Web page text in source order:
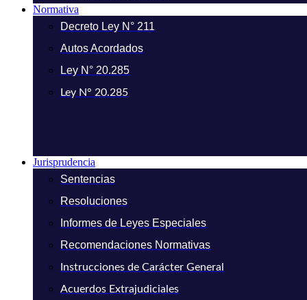
Normativa
Decreto Ley N° 211
Autos Acordados
Ley N° 20.285
Ley N° 20.285
Jurisprudencia
Sentencias
Resoluciones
Informes de Leyes Especiales
Recomendaciones Normativas
Instrucciones de Carácter General
Acuerdos Extrajudiciales